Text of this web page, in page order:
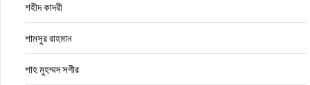
শহীদ কাদরী
শামসুর রাহমান
শাহ মুহম্মদ সগীর